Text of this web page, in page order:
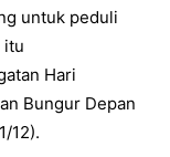
untuk peduli
itu
Hari
Bungur Depan
12).